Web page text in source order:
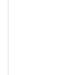
وكأنها
بقصد تصويب
قبل غيرها.
انشقت أم بقت،